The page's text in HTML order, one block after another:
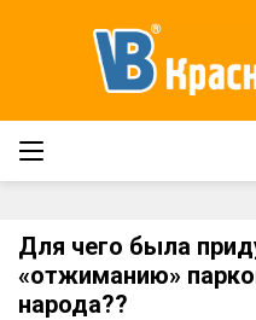
Для чего была
«отжиманию»
народа??